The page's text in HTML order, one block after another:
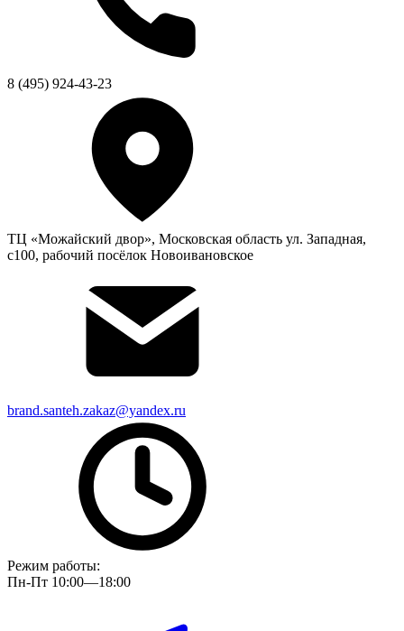
8 (495) 924-43-23
ТЦ «Можайский двор», Московская область ул. Западная,
с100, рабочий посёлок Новоивановское
brand.santeh.zakaz@yandex.ru
Режим работы:
Пн-Пт 10:00—18:00